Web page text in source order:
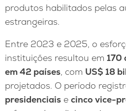
produtos habilitados pelas
estrangeiras.
Entre 2023 e 2025, o
instituições resultou em 170
em 42 países, com US$ 18
projetados. O período
presidenciais e cinco vice-